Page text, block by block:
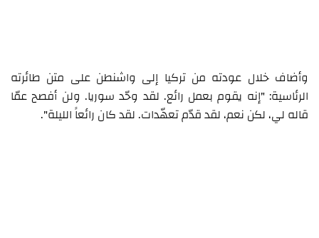
وأضاف خلال عودته من تركيا إلى واشنطن على متن طائرته
الرئاسية: "إنه يقوم بعمل رائع. لقد وحّد سوريا. ولن أفصح عمّا
قاله لي، لكن نعم، لقد قدّم تعهّدات. لقد كان رائعاً الليلة".